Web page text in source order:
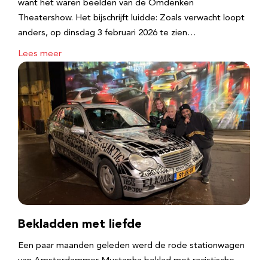
want het waren beelden van de Omdenken
Theatershow. Het bijschrijft luidde: Zoals verwacht loopt
anders, op dinsdag 3 februari 2026 te zien…
Lees meer
Bekladden met liefde
Een paar maanden geleden werd de rode stationwagen